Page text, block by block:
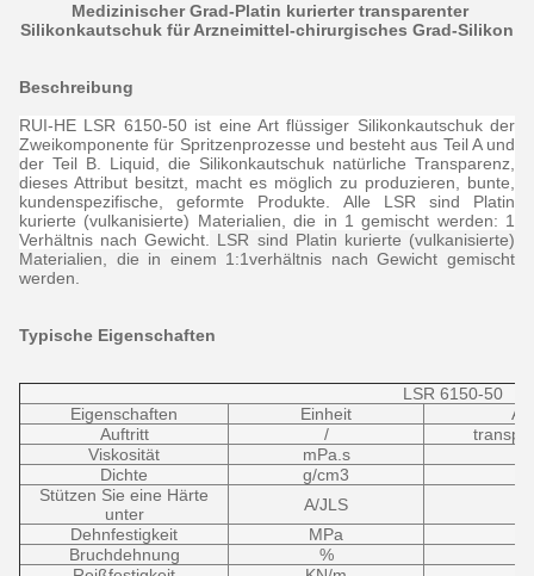
Medizinischer Grad-Platin kurierter transparenter
Silikonkautschuk für Arzneimittel-chirurgisches Grad-Silikon
Beschreibung
RUI-HE LSR 6150-50 ist eine Art flüssiger Silikonkautschuk der
Zweikomponente für Spritzenprozesse und besteht aus Teil A und
der Teil B. Liquid, die Silikonkautschuk natürliche Transparenz,
dieses Attribut besitzt, macht es möglich zu produzieren, bunte,
kundenspezifische, geformte Produkte. Alle LSR sind Platin
kurierte (vulkanisierte) Materialien, die in 1 gemischt werden: 1
Verhältnis nach Gewicht.
LSR sind Platin kurierte (vulkanisierte)
Materialien, die in einem 1:1verhältnis nach Gewicht gemischt
werden.
Typische Eigenschaften
LSR 6150-50
Eigenschaften
Einheit
A
Auftritt
/
Viskosität
mPa.s
Dichte
g/cm3
Stützen Sie eine Härte
unter
A/JLS
Dehnfestigkeit
MPa
Bruchdehnung
%